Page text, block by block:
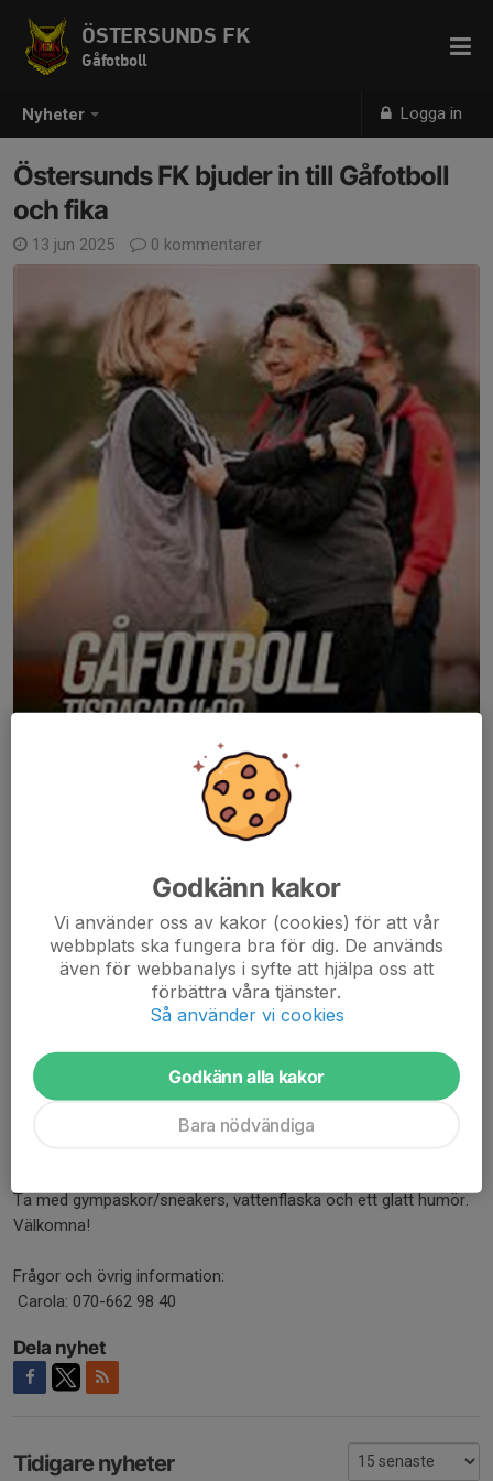
Nyheter Logga in
ÖSTERSUNDS FK
Gåfotboll
Östersunds FK bjuder in till Gåfotboll
och fika
13 jun 2025 0 kommentarer
social aktivitet både för män och kvinnor. Träningen kräver ingen
tidigare fotbollsbakgrund.
Gåfotbollär ett initiativ för att skapa mer rörelse bland seniorer
och även träffa nya bekantskaper.
Fredagar 10:45
Samling
Plats: Exercishallen, Östersund
Ta med gympaskor/sneakers, vattenflaska och ett glatt humör.
Välkomna!
Frågor och övrig information:
Carola: 070-662 98 40
Dela nyhet
Tidigare nyheter
Godkänn kakor
Vi använder oss av kakor (cookies) för att vår
webbplats ska fungera bra för dig. De används
även för webbanalys i syfte att hjälpa oss att
förbättra våra tjänster.
Så använder vi cookies
Godkänn alla kakor
Bara nödvändiga